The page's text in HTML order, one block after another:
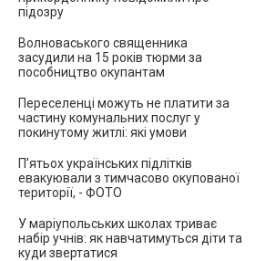
підозру
Волноваського священника
засудили на 15 років тюрми за
пособництво окупантам
Переселенці можуть не платити за
частину комунальних послуг у
покинутому житлі: які умови
П’ятьох українських підлітків
евакуювали з тимчасово окупованої
території, - ФОТО
У маріупольських школах триває
набір учнів: як навчатимуться діти та
куди звертатися